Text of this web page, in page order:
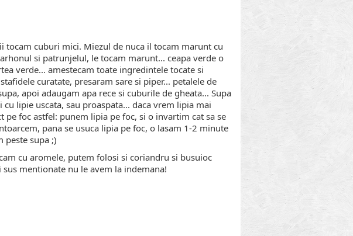
tocam cuburi mici. Miezul de nuca il tocam marunt cu
si patrunjelul, le tocam marunt... ceapa verde o
verde... amestecam toate ingredintele tocate si
curatate, presaram sare si piper... petalele de
apoi adaugam apa rece si cuburile de gheata... Supa
lipie uscata, sau proaspata... daca vrem lipia mai
pe foc astfel: punem lipia pe foc, si o invartim cat sa se
pana se usuca lipia pe foc, o lasam 1-2 minute
peste supa ;)
cu aromele, putem folosi si coriandru si busuioc
mentionate nu le avem la indemana!